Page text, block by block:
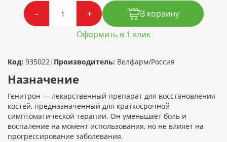
- +
В корзину
Оформить в 1 клик
Код: 935022| Производитель: Велфарм/Россия
Назначение
Генитрон — лекарственный препарат для восстановления
костей, предназначенный для краткосрочной
симптоматической терапии. Он уменьшает боль и
воспаление на момент использования, но не влияет на
прогрессирование заболевания.